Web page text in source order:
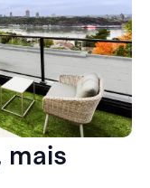
mais